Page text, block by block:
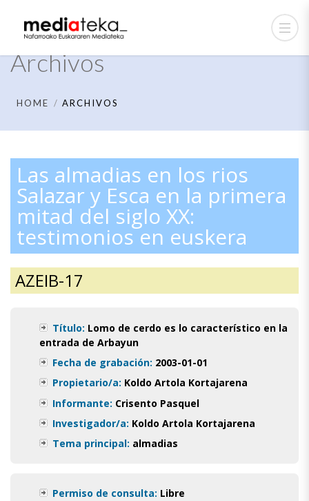
Archivos
HOME ARCHIVOS
Las almadias en los rios
Salazar y Esca en la primera
mitad del siglo XX:
testimonios en euskera
AZEIB-17
Título: Lomo de cerdo es lo característico en la
entrada de Arbayun
Fecha de grabación: 2003-01-01
Propietario/a: Koldo Artola Kortajarena
Informante: Crisento Pasquel
Investigador/a: Koldo Artola Kortajarena
Tema principal: almadias
Permiso de consulta: Libre